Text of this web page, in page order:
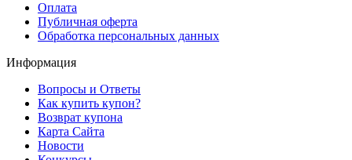
Оплата
Публичная оферта
Обработка персональных данных
Информация
Вопросы и Ответы
Как купить купон?
Возврат купона
Карта Сайта
Новости